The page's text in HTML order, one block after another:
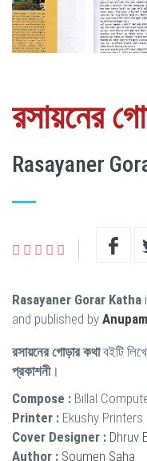
রসায়নের
Rasayaner
Rasayaner Gorar Katha
and published by
রসায়নের গোড়ার কথাবইটি
প্রকাশনী।
Compose : Billal
Printer : Ekushy Printers
Cover Designer : Dhruv
Author : Soumen Saha